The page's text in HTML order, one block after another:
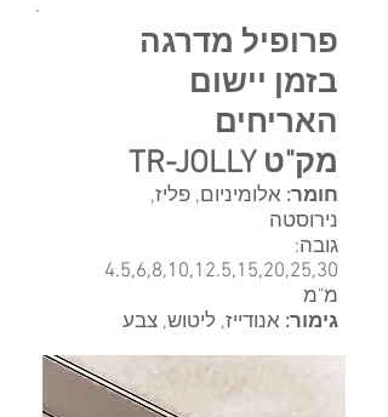
פרופיל מדרגה
בזמן יישום
האריחים
מק"ט TR-JOLLY
חומר: אלומיניום, פליז,
נירוסטה
גובה:
4.5,6,8,10,12.5,15,20,25,30
מ"מ
גימור: אנודייז, ליטוש, צבע